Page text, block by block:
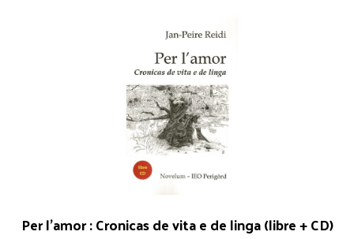
était :
7.50€.
est :
Per l’amor : Cronicas de vita e de linga (libre + CD)